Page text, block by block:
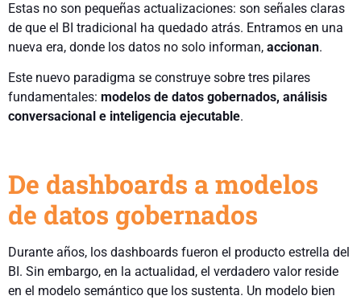
Estas no son pequeñas actualizaciones: son señales claras
de que el BI tradicional ha quedado atrás. Entramos en una
nueva era, donde los datos no solo informan, accionan.
Este nuevo paradigma se construye sobre tres pilares
fundamentales: modelos de datos gobernados, análisis
conversacional e inteligencia ejecutable.
De dashboards a modelos
de datos gobernados
Durante años, los dashboards fueron el producto estrella del
BI. Sin embargo, en la actualidad, el verdadero valor reside
en el modelo semántico que los sustenta. Un modelo bien